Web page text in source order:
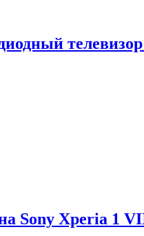
Sony Xperia 1